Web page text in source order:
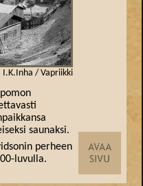
I.K.Inha / Vapriikki
saunaksi.
perheen
luvulla.